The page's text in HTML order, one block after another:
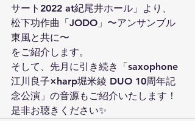
サート2022 at紀尾井ホール」より、
松下功作曲「JODO」〜アンサンブル
東風と共に〜
をご紹介します。
そして、先月に引き続き「saxophone
江川良子×harp堀米綾 DUO 10周年記
念公演」の音源もご紹介いたします！
是非お聴きください✨